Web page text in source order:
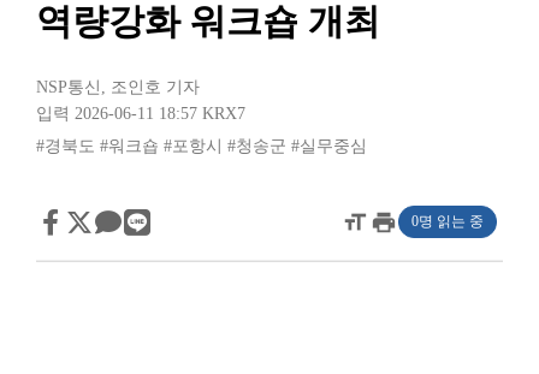
역량강화 워크숍 개최
NSP통신 , 조인호 기자
입력 2026-06-11 18:57 KRX7
#경북도 #워크숍 #포항시 #청송군 #실무중심
format_sizeprint 0명 읽는 중